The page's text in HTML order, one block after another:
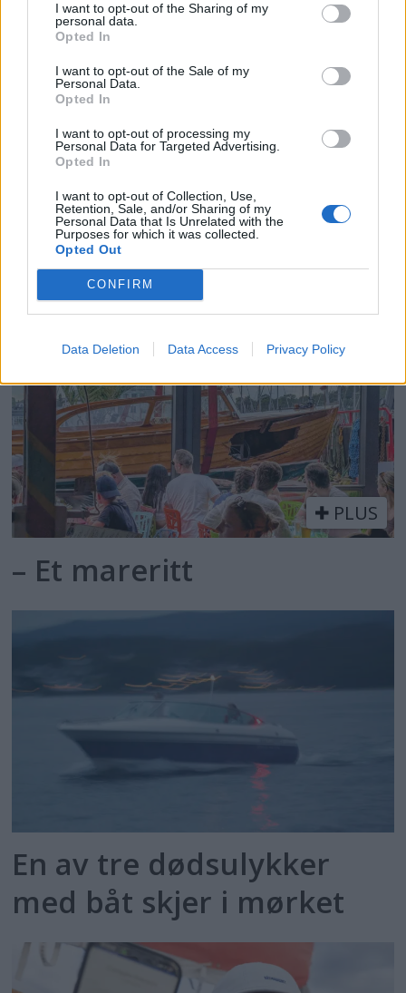
I want to opt-out of the Sharing of my
personal data.
Opted In
I want to opt-out of the Sale of my
Personal Data.
Opted In
I want to opt-out of processing my
Personal Data for Targeted Advertising.
Opted In
I want to opt-out of Collection, Use,
Retention, Sale, and/or Sharing of my
Personal Data that Is Unrelated with the
Purposes for which it was collected.
Opted Out
CONFIRM
Data Deletion Data Access Privacy Policy
Få gratis tilgang til
havneguide
SPAR 659 KRONER: Tegn abonnement på
Båtmagasinet nå, og få gratis tilgang til
Havneguiden Online!
PLUS
– Et mareritt
En av tre dødsulykker
med båt skjer i mørket